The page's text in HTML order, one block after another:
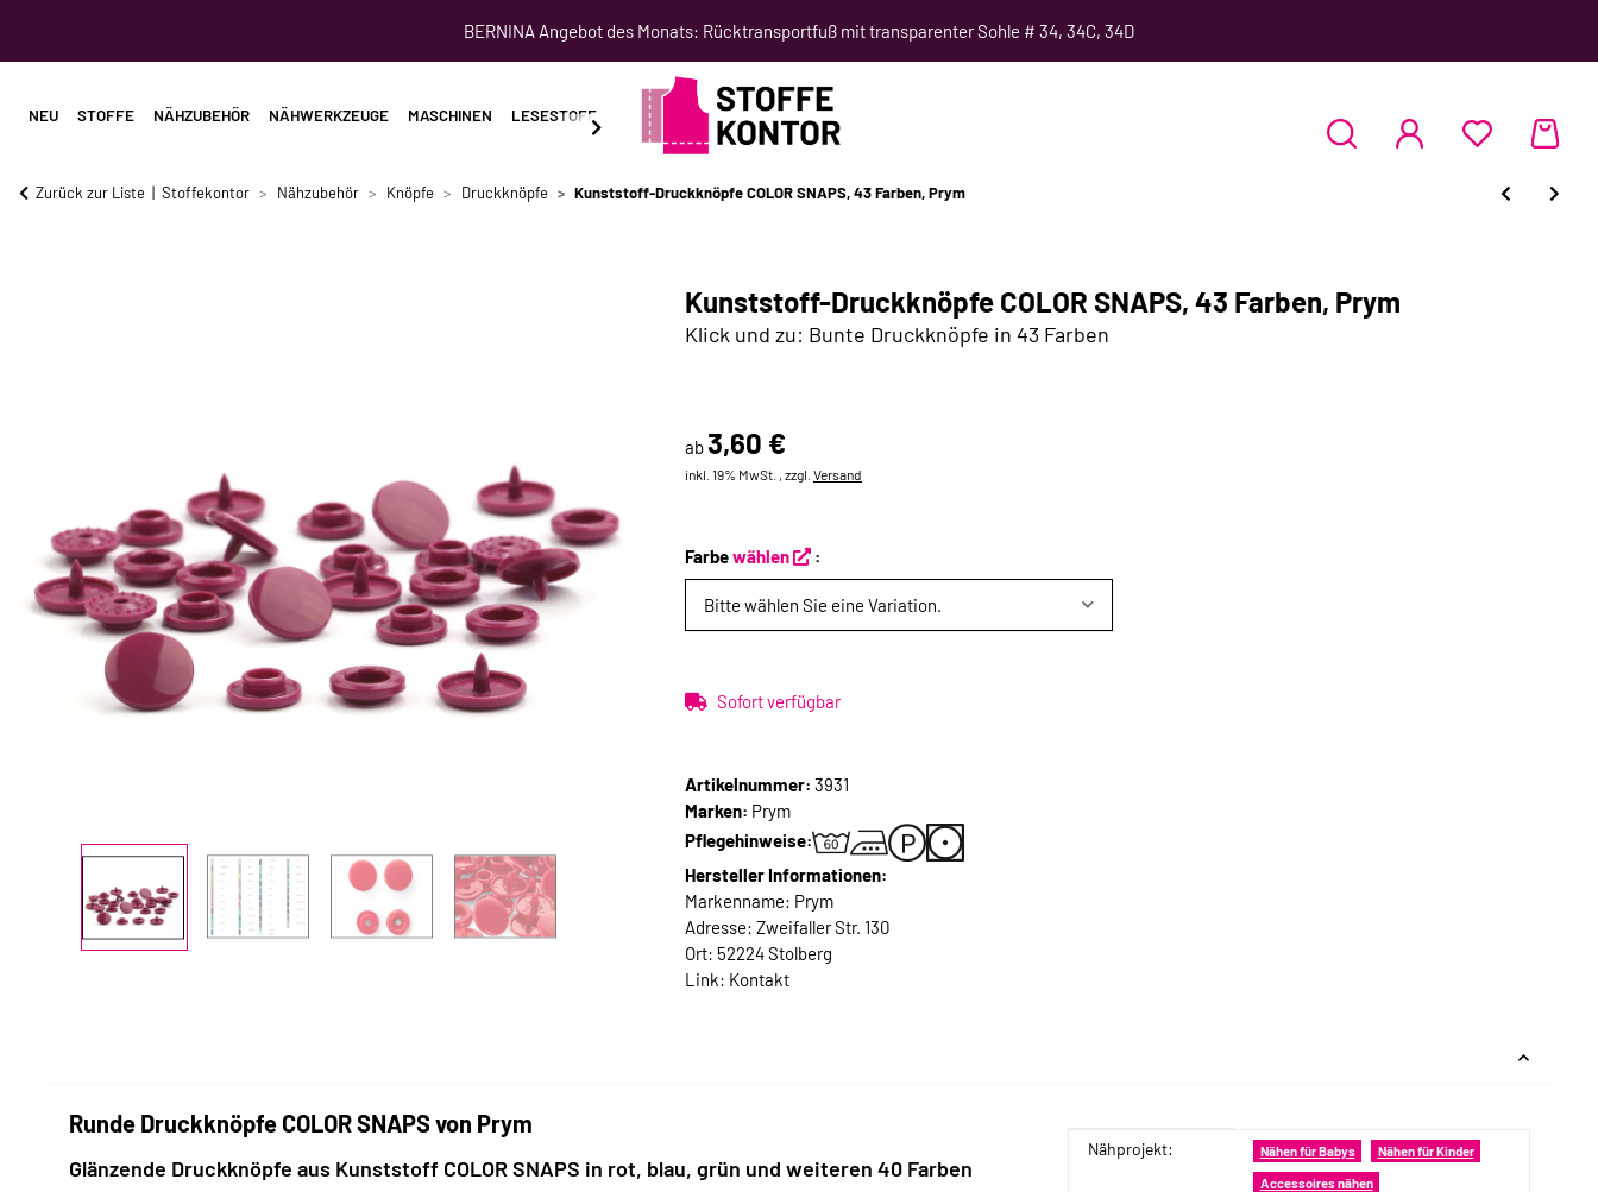
BERNINA Angebot des Monats: Rücktransportfuß mit transparenter Sohle # 34, 34C, 34D
NEU STOFFE NÄHZUBEHÖR NÄHWERKZEUGE MASCHINEN LESESTOFF SCHNITTMUSTER NÄHKURSE
Zurück zur Liste Stoffekontor Nähzubehör Knöpfe Druckknöpfe Kunststoff-Druckknöpfe COLOR SNAPS, 43 Farben, Prym
Kunststoff-Druckknöpfe COLOR SNAPS, 43 Farben, Prym
Klick und zu: Bunte Druckknöpfe in 43 Farben
ab3,60 €
inkl. 19% MwSt. , zzgl. Versand
Farbewählen :
Bitte wählen Sie eine Variation.
Sofort verfügbar
Artikelnummer: 3931
Marken: Prym
Pflegehinweise:
Hersteller Informationen:
Markenname: Prym
Adresse: Zweifaller Str. 130
Ort: 52224 Stolberg
Link: Kontakt
Runde Druckknöpfe COLOR SNAPS von Prym
Glänzende Druckknöpfe aus Kunststoff COLOR SNAPS in rot, blau, grün und weiteren 40 Farben
Produkteigenschaft
Wert
Nähprojekt: Nähen für Babys Nähen für Kinder
Accessoires nähen